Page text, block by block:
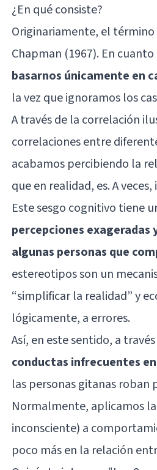
¿En qué consiste?
Originariamente, el
Chapman (1967). En
basarnos únicamente en
la vez que ignoramos los
A través de la correlación
correlaciones entre
acabamos percibiendo la
que en realidad, es. A
Este sesgo cognitivo tiene
percepciones exageradas
algunas personas que
estereotipos son un
“simplificar la realidad” y
lógicamente, a errores.
Así, en este sentido, a
conductas infrecuentes
las personas gitanas roban
Normalmente, aplicamos
inconsciente) a
poco más en la relación